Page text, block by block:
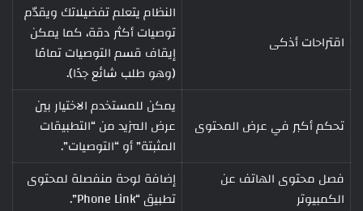
اقتراحات أذكى
النظام يتعلم تفضيلاتك ويقدّم
توصيات أكثر دقة، كما يمكن
إيقاف قسم التوصيات تمامًا
(وهو طلب شائع جدًا).
تحكم أكبر في عرض المحتوى
يمكن للمستخدم الاختيار بين
عرض المزيد من “التطبيقات
المثبتة” أو “التوصيات”.
فصل محتوى الهاتف عن
الكمبيوتر
إضافة لوحة منفصلة لمحتوى
تطبيق “Phone Link”.